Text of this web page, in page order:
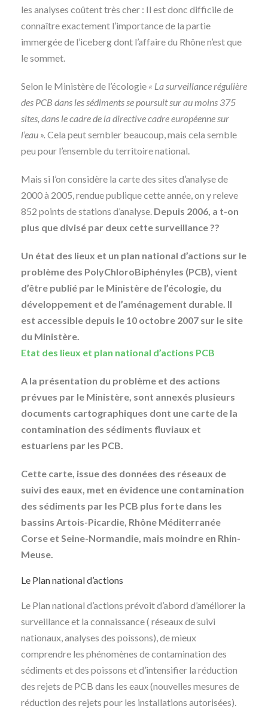
les analyses coûtent très cher : Il est donc difficile de
connaître exactement l’importance de la partie
immergée de l’iceberg dont l’affaire du Rhône n’est que
le sommet.
Selon le Ministère de l’écologie « La surveillance régulière
des PCB dans les sédiments se poursuit sur au moins 375
sites, dans le cadre de la directive cadre européenne sur
l’eau ». Cela peut sembler beaucoup, mais cela semble
peu pour l’ensemble du territoire national.
Mais si l’on considère la carte des sites d’analyse de
2000 à 2005, rendue publique cette année, on y releve
852 points de stations d’analyse. Depuis 2006, a t-on
plus que divisé par deux cette surveillance ??
Un état des lieux et un plan national d’actions sur le
problème des PolyChloroBiphényles (PCB), vient
d’être publié par le Ministère de l’écologie, du
développement et de l’aménagement durable. Il
est accessible depuis le 10 octobre 2007 sur le site
du Ministère.
Etat des lieux et plan national d’actions PCB
A la présentation du problème et des actions
prévues par le Ministère, sont annexés plusieurs
documents cartographiques dont une carte de la
contamination des sédiments fluviaux et
estuariens par les PCB.
Cette carte, issue des données des réseaux de
suivi des eaux, met en évidence une contamination
des sédiments par les PCB plus forte dans les
bassins Artois-Picardie, Rhône Méditerranée
Corse et Seine-Normandie, mais moindre en Rhin-
Meuse.
Le Plan national d’actions
Le Plan national d’actions prévoit d’abord d’améliorer la
surveillance et la connaissance ( réseaux de suivi
nationaux, analyses des poissons), de mieux
comprendre les phénomènes de contamination des
sédiments et des poissons et d’intensifier la réduction
des rejets de PCB dans les eaux (nouvelles mesures de
réduction des rejets pour les installations autorisées).